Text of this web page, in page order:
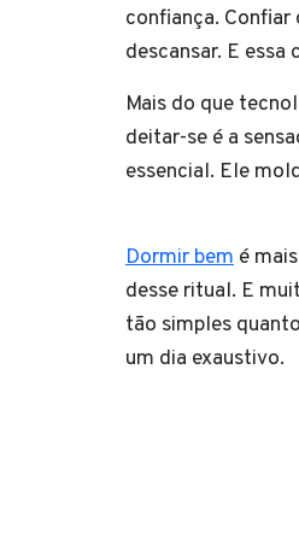
confiança. Confiar
descansar. E
Mais do que
deitar-se é a
essencial. Ele
Dormir bem é
desse ritual. E
tão simples
um dia exaustivo.